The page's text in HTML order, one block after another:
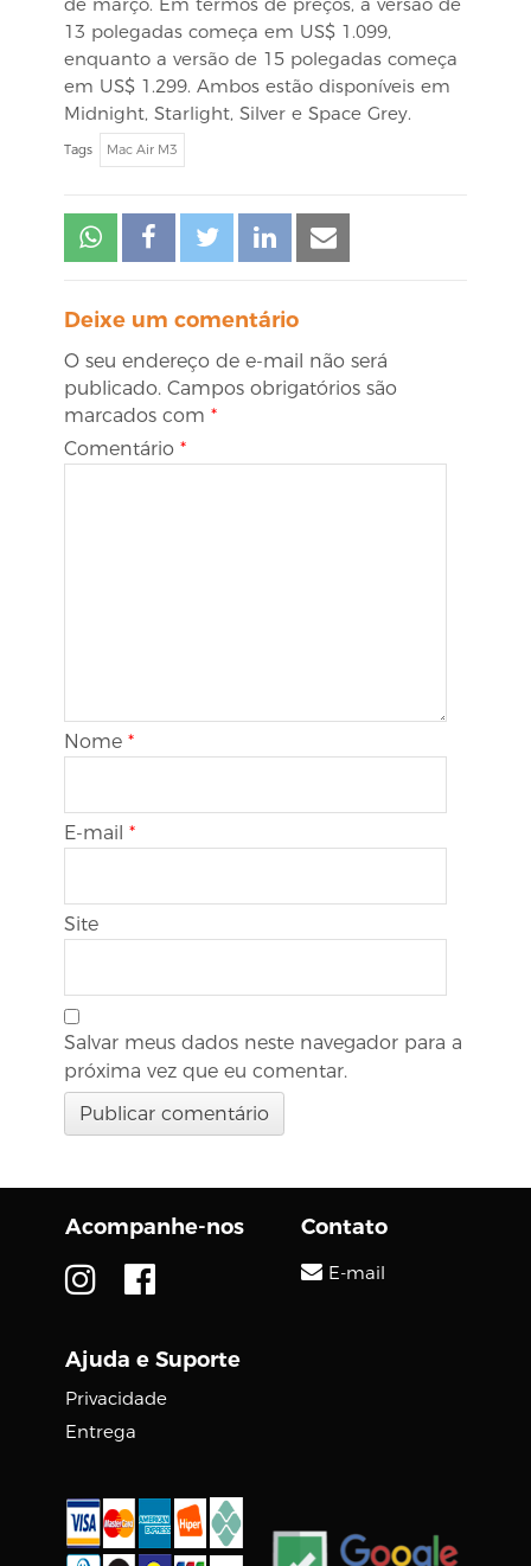
13 polegadas começa em US$ 1.099,
enquanto a versão de 15 polegadas começa
em US$ 1.299. Ambos estão disponíveis em
Midnight, Starlight, Silver e Space Grey.
Tags Mac Air M3
Deixe um comentário
O seu endereço de e-mail não será
publicado. Campos obrigatórios são
marcados com *
Comentário *
Nome *
E-mail *
Site
Salvar meus dados neste navegador para a
próxima vez que eu comentar.
Acompanhe-nos
Ajuda e Suporte
Privacidade
Entrega
Contato
E-mail